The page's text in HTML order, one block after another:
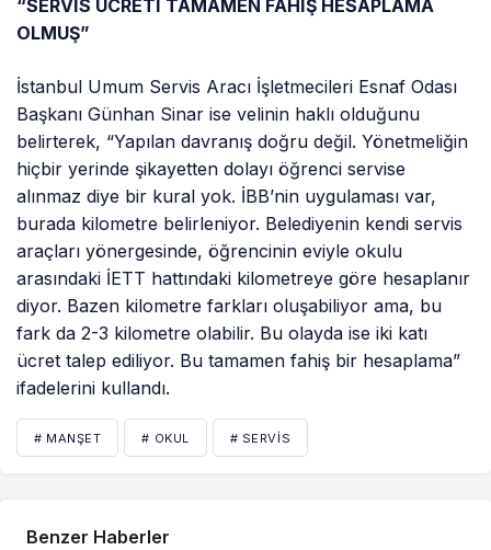
“SERVİS ÜCRETİ TAMAMEN FAHİŞ HESAPLAMA
OLMUŞ”
İstanbul Umum Servis Aracı İşletmecileri Esnaf Odası
Başkanı Günhan Sinar ise velinin haklı olduğunu
belirterek, “Yapılan davranış doğru değil. Yönetmeliğin
hiçbir yerinde şikayetten dolayı öğrenci servise
alınmaz diye bir kural yok. İBB’nin uygulaması var,
burada kilometre belirleniyor. Belediyenin kendi servis
araçları yönergesinde, öğrencinin eviyle okulu
arasındaki İETT hattındaki kilometreye göre hesaplanır
diyor. Bazen kilometre farkları oluşabiliyor ama, bu
fark da 2-3 kilometre olabilir. Bu olayda ise iki katı
ücret talep ediliyor. Bu tamamen fahiş bir hesaplama”
ifadelerini kullandı.
# MANŞET # OKUL # SERVIS
Benzer Haberler